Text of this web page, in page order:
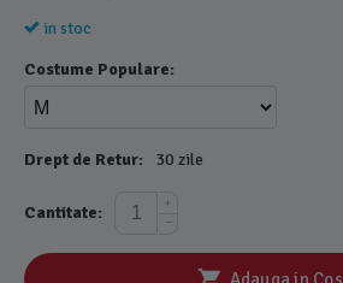
in stoc
Costume Populare:
Drept de Retur: 30 zile
Cantitate:
+
−